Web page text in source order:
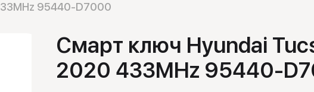
95440-D7000
Смарт ключ Hyundai
2020 433MHz 95440-